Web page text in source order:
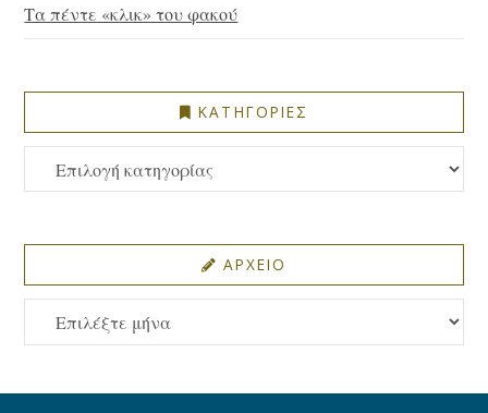
Τα πέντε «κλικ» του φακού
ΚΑΤΗΓΟΡΙΕΣ
ΚΑΤΗΓΟΡΙΕΣ
ΑΡΧΕΙΟ
ΑΡΧΕΙΟ